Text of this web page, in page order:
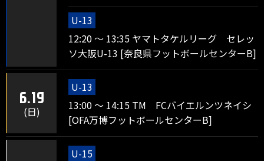
U-13
12:20 ～ 13:35 ヤマトタケルリーグ セレッ
ソ大阪U-13 [奈良県フットボールセンターB]
6.19
(日)
U-13
13:00 ～ 14:15 TM FCバイエルンツネイシ
[OFA万博フットボールセンターB]
U-15